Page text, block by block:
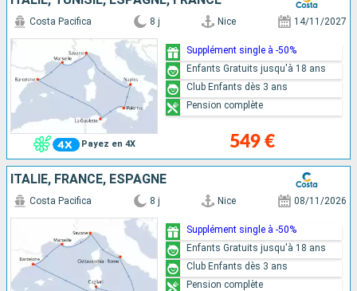
Payez en 4X
Costa Pacifica 8 j Nice 14/11/2027
549 €
Supplément single à -50%
Enfants Gratuits jusqu'à 18 ans
Club Enfants dès 3 ans
Pension complète
ITALIE, FRANCE, ESPAGNE
Costa Pacifica 8 j Nice 08/11/2026
Supplément single à -50%
Enfants Gratuits jusqu'à 18 ans
Club Enfants dès 3 ans
Pension complète